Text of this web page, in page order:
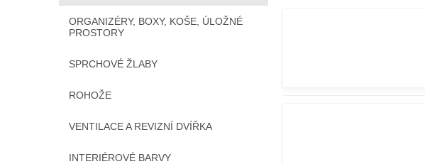
ORGANIZÉRY, BOXY, KOŠE, ÚLOŽNÉ
PROSTORY
SPRCHOVÉ ŽLABY
ROHOŽE
VENTILACE A REVIZNÍ DVÍŘKA
INTERIÉROVÉ BARVY